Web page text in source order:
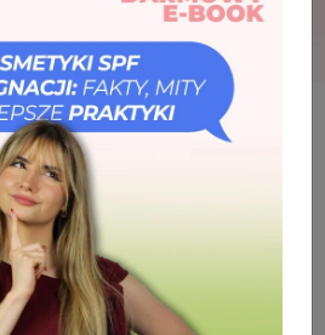
Mama i dzieci
Kremy dla dzieci
Ochronny krem dla niemowląt i
z nagietkiem lekarskim